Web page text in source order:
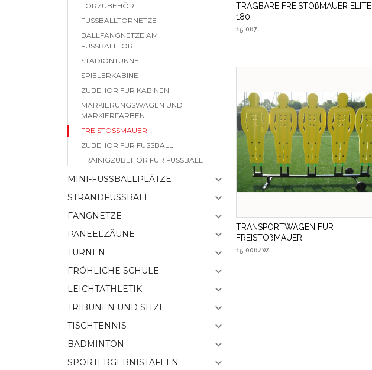
TRAGBARE FREISTOßMAUER ELITE
180
15 067
TRANSPORTWAGEN FÜR
FREISTOßMAUER
15 006/W
TORZUBEHÖR
FUSSBALLTORNETZE
BALLFANGNETZE AM
FUSSBALLTORE
STADIONTUNNEL
SPIELERKABINE
ZUBEHÖR FÜR KABINEN
MARKIERUNGSWAGEN UND
MARKIERFARBEN
FREISTOSSMAUER
ZUBEHÖR FÜR FUSSBALL
TRAINIGZUBEHÖR FÜR FUSSBALL
MINI-FUSSBALLPLÄTZE
STRANDFUSSBALL
FANGNETZE
PANEELZÄUNE
TURNEN
FRÖHLICHE SCHULE
LEICHTATHLETIK
TRIBÜNEN UND SITZE
TISCHTENNIS
BADMINTON
SPORTERGEBNISTAFELN